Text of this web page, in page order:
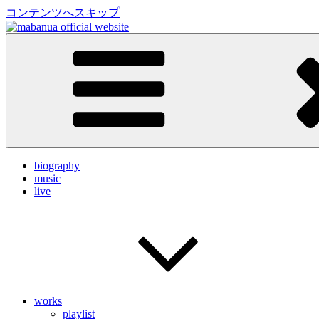
コンテンツへスキップ
mabanua official website
ドラマー／プロデューサー mabanua (マバヌア) の公式サイ
biography
music
live
works
playlist